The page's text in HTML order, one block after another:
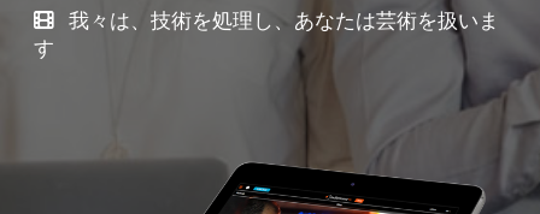
我々は、技術を処理し、あなたは芸術を扱いま
す